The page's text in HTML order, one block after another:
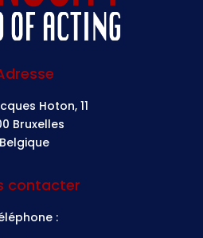
Hoton, 11
Bruxelles
Belgique
contacter
: